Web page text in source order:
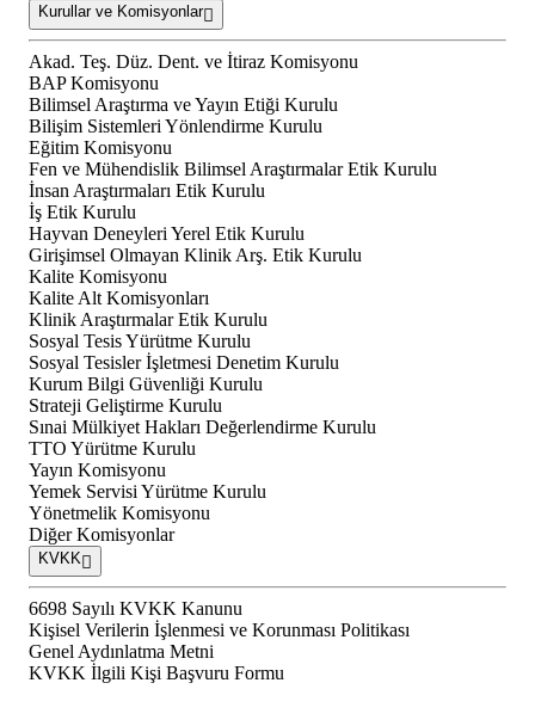
Kurullar ve Komisyonlar
Akad. Teş. Düz. Dent. ve İtiraz Komisyonu
BAP Komisyonu
Bilimsel Araştırma ve Yayın Etiği Kurulu
Bilişim Sistemleri Yönlendirme Kurulu
Eğitim Komisyonu
Fen ve Mühendislik Bilimsel Araştırmalar Etik Kurulu
İnsan Araştırmaları Etik Kurulu
İş Etik Kurulu
Hayvan Deneyleri Yerel Etik Kurulu
Girişimsel Olmayan Klinik Arş. Etik Kurulu
Kalite Komisyonu
Kalite Alt Komisyonları
Klinik Araştırmalar Etik Kurulu
Sosyal Tesis Yürütme Kurulu
Sosyal Tesisler İşletmesi Denetim Kurulu
Kurum Bilgi Güvenliği Kurulu
Strateji Geliştirme Kurulu
Sınai Mülkiyet Hakları Değerlendirme Kurulu
TTO Yürütme Kurulu
Yayın Komisyonu
Yemek Servisi Yürütme Kurulu
Yönetmelik Komisyonu
Diğer Komisyonlar
KVKK
6698 Sayılı KVKK Kanunu
Kişisel Verilerin İşlenmesi ve Korunması Politikası
Genel Aydınlatma Metni
KVKK İlgili Kişi Başvuru Formu